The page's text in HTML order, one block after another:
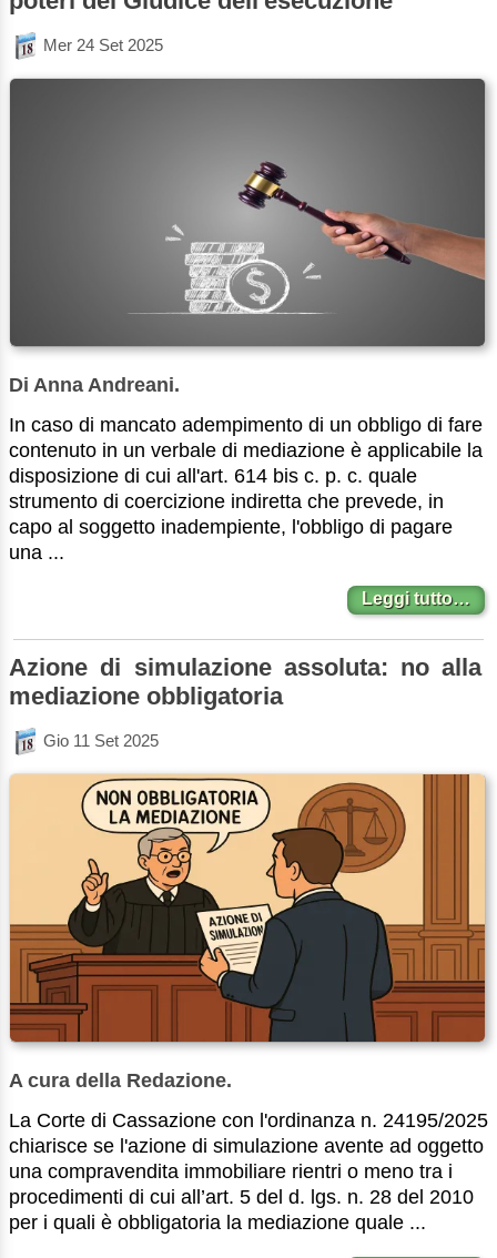
Mer 24 Set 2025
Di Anna Andreani.
In caso di mancato adempimento di un obbligo di fare
contenuto in un verbale di mediazione è applicabile la
disposizione di cui all'art. 614 bis c. p. c. quale
strumento di coercizione indiretta che prevede, in
capo al soggetto inadempiente, l'obbligo di pagare
una ...
Leggi tutto…
Azione di simulazione assoluta: no alla
mediazione obbligatoria
Gio 11 Set 2025
A cura della Redazione.
La Corte di Cassazione con l'ordinanza n. 24195/2025
chiarisce se l'azione di simulazione avente ad oggetto
una compravendita immobiliare rientri o meno tra i
procedimenti di cui all’art. 5 del d. lgs. n. 28 del 2010
per i quali è obbligatoria la mediazione quale ...